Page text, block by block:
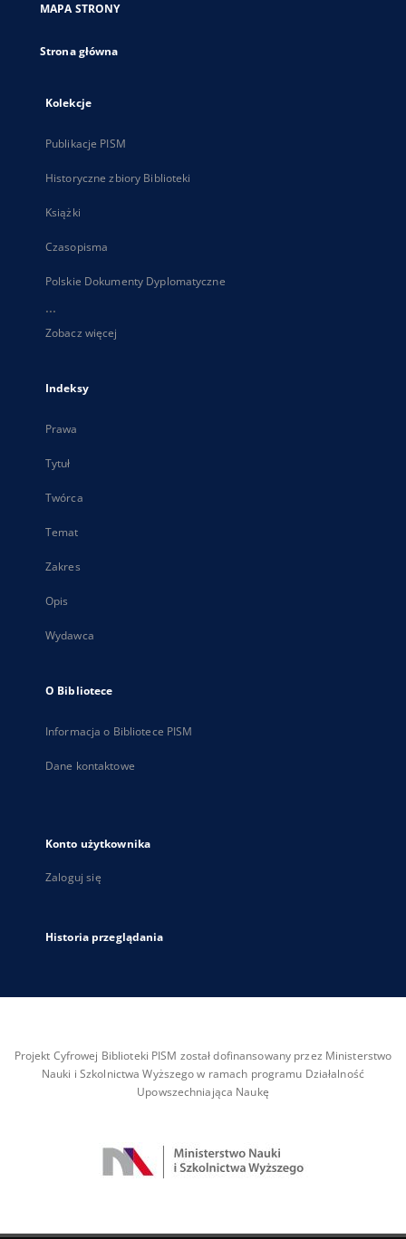
karcie
MAPA STRONY
Strona główna
Kolekcje
Publikacje PISM
Historyczne zbiory Biblioteki
Książki
Czasopisma
Polskie Dokumenty Dyplomatyczne
...
Zobacz więcej
Indeksy
Prawa
Tytuł
Twórca
Temat
Zakres
Opis
Wydawca
O Bibliotece
Informacja o Bibliotece PISM
Dane kontaktowe
Konto użytkownika
Zaloguj się
Historia przeglądania
Projekt Cyfrowej Biblioteki PISM został dofinansowany przez Ministerstwo
Nauki i Szkolnictwa Wyższego w ramach programu Działalność
Upowszechniająca Naukę